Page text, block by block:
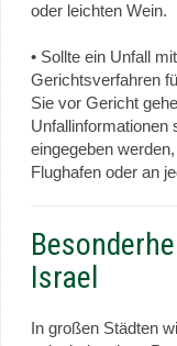
oder leichten Wein.
• Sollte ein Unfall
Gerichtsverfahren
Sie vor Gericht
Unfallinformationen
eingegeben
Flughafen oder an
Israel
In großen Städten